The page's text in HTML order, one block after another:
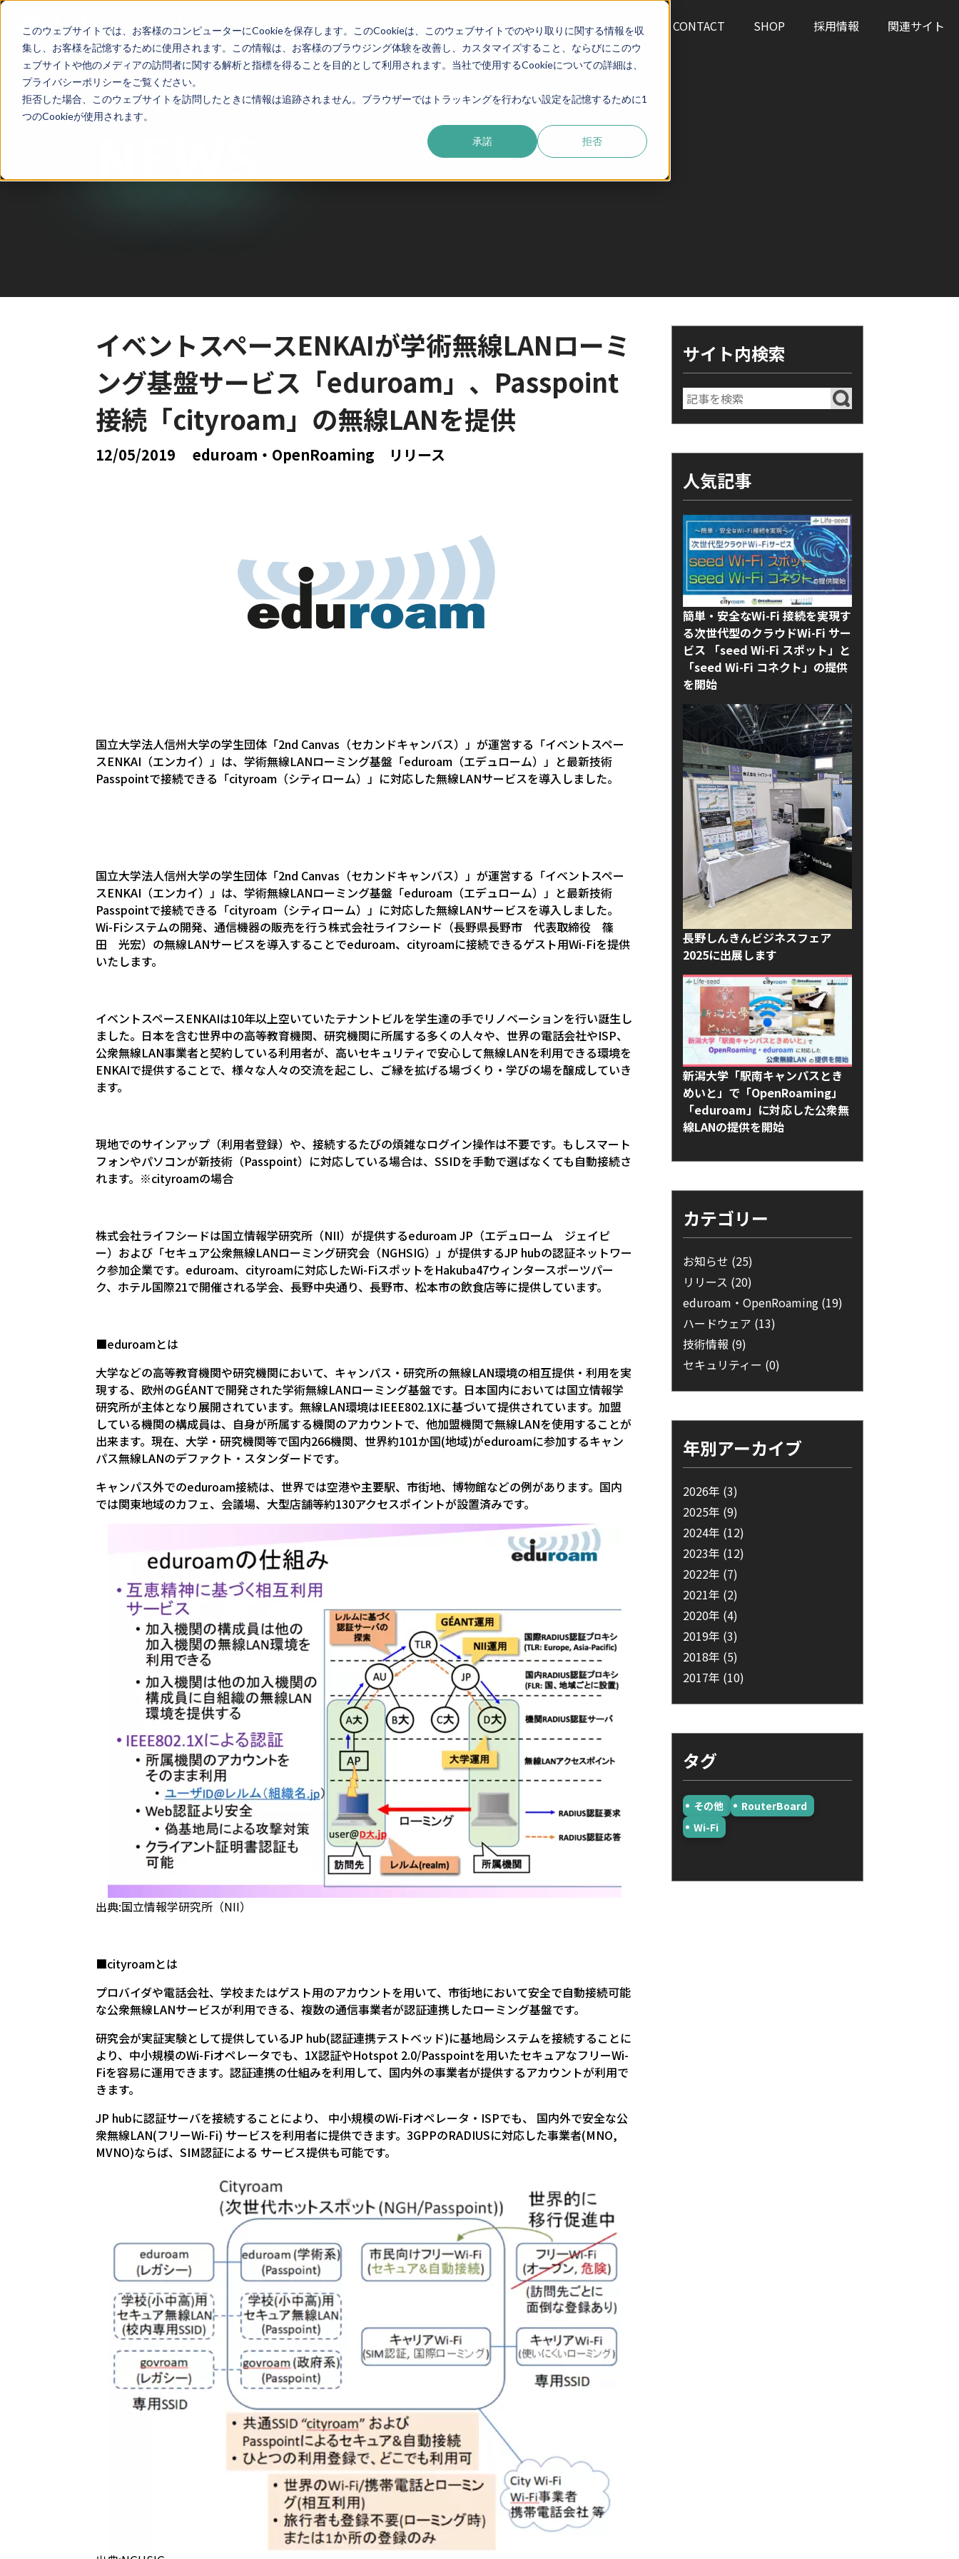
このウェブサイトでは、お客様のコンピューターにCookieを保存します。このCookieは、このウェブサイトでのやり取りに関する情報を収
集し、お客様を記憶するために使用されます。この情報は、お客様のブラウジング体験を改善し、カスタマイズすること、ならびにこのウ
ェブサイトや他のメディアの訪問者に関する解析と指標を得ることを目的として利用されます。当社で使用するCookieについての詳細は、
プライバシーポリシーをご覧ください。
拒否した場合、このウェブサイトを訪問したときに情報は追跡されません。ブラウザーではトラッキングを行わない設定を記憶するために1
つのCookieが使用されます。
承諾 拒否
ABOUT SERVICE eduroam・OpenRoaming SEED CLOUD NEWS CONTACT SHOP 採用情報 関連サイト
NEWS
イベントスペースENKAIが学術無線LANローミ
ング基盤サービス「eduroam」、Passpoint
接続「cityroam」の無線LANを提供
12/05/2019 eduroam・OpenRoaming リリース
国立大学法人信州大学の学生団体「2nd Canvas（セカンドキャンバス）」が運営する「イベントスペー
スENKAI（エンカイ）」は、学術無線LANローミング基盤「eduroam（エデュローム）」と最新技術
Passpointで接続できる「cityroam（シティローム）」に対応した無線LANサービスを導入しました。
国立大学法人信州大学の学生団体「2nd Canvas（セカンドキャンバス）」が運営する「イベントスペー
スENKAI（エンカイ）」は、学術無線LANローミング基盤「eduroam（エデュローム）」と最新技術
Passpointで接続できる「cityroam（シティローム）」に対応した無線LANサービスを導入しました。
Wi-Fiシステムの開発、通信機器の販売を行う株式会社ライフシード（長野県長野市 代表取締役 篠
田 光宏）の無線LANサービスを導入することでeduroam、cityroamに接続できるゲスト用Wi-Fiを提供
いたします。
イベントスペースENKAIは10年以上空いていたテナントビルを学生達の手でリノベーションを行い誕生し
ました。日本を含む世界中の高等教育機関、研究機関に所属する多くの人々や、世界の電話会社やISP、
公衆無線LAN事業者と契約している利用者が、高いセキュリティで安心して無線LANを利用できる環境を
ENKAIで提供することで、様々な人々の交流を起こし、ご縁を拡げる場づくり・学びの場を醸成していき
ます。
現地でのサインアップ（利用者登録）や、接続するたびの煩雑なログイン操作は不要です。もしスマート
フォンやパソコンが新技術（Passpoint）に対応している場合は、SSIDを手動で選ばなくても自動接続さ
れます。※cityroamの場合
株式会社ライフシードは国立情報学研究所（NII）が提供するeduroam JP（エデュローム ジェイピ
ー）および「セキュア公衆無線LANローミング研究会（NGHSIG）」が提供するJP hubの認証ネットワー
ク参加企業です。eduroam、cityroamに対応したWi-FiスポットをHakuba47ウィンタースポーツパー
ク、ホテル国際21で開催される学会、長野中央通り、長野市、松本市の飲食店等に提供しています。
■eduroamとは
大学などの高等教育機関や研究機関において、キャンパス・研究所の無線LAN環境の相互提供・利用を実
現する、欧州のGÉANTで開発された学術無線LANローミング基盤です。日本国内においては国立情報学
研究所が主体となり展開されています。無線LAN環境はIEEE802.1Xに基づいて提供されています。加盟
している機関の構成員は、自身が所属する機関のアカウントで、他加盟機関で無線LANを使用することが
出来ます。現在、大学・研究機関等で国内266機関、世界約101か国(地域)がeduroamに参加するキャン
パス無線LANのデファクト・スタンダードです。
キャンパス外でのeduroam接続は、世界では空港や主要駅、市街地、博物館などの例があります。国内
では関東地域のカフェ、会議場、大型店舗等約130アクセスポイントが設置済みです。
出典:国立情報学研究所（NII）
■cityroamとは
プロバイダや電話会社、学校またはゲスト用のアカウントを用いて、市街地において安全で自動接続可能
な公衆無線LANサービスが利用できる、複数の通信事業者が認証連携したローミング基盤です。
研究会が実証実験として提供しているJP hub(認証連携テストベッド)に基地局システムを接続することに
より、中小規模のWi-Fiオペレータでも、1X認証やHotspot 2.0/Passpointを用いたセキュアなフリーWi-
Fiを容易に運用できます。認証連携の仕組みを利用して、国内外の事業者が提供するアカウントが利用で
きます。
JP hubに認証サーバを接続することにより、 中小規模のWi-Fiオペレータ・ISPでも、 国内外で安全な公
衆無線LAN(フリーWi-Fi) サービスを利用者に提供できます。3GPPのRADIUSに対応した事業者(MNO,
MVNO)ならば、SIM認証による サービス提供も可能です。
サイト内検索
人気記事
簡単・安全なWi-Fi 接続を実現す
る次世代型のクラウドWi-Fi サー
ビス 「seed Wi-Fi スポット」と
「seed Wi-Fi コネクト」の提供
を開始
長野しんきんビジネスフェア
2025に出展します
新潟大学「駅南キャンパスとき
めいと」で「OpenRoaming」
「eduroam」に対応した公衆無
線LANの提供を開始
カテゴリー
お知らせ (25)
リリース (20)
eduroam・OpenRoaming(19)
ハードウェア (13)
技術情報 (9)
セキュリティー (0)
年別アーカイブ
2026年 (3)
2025年 (9)
2024年 (12)
2023年 (12)
2022年 (7)
2021年 (2)
2020年 (4)
2019年 (3)
2018年 (5)
2017年 (10)
タグ
その他
RouterBoard
Wi-Fi